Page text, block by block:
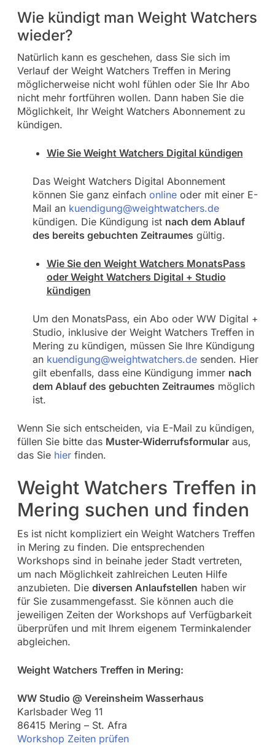
Wie kündigt man Weight Watchers
wieder?
Natürlich kann es geschehen, dass Sie sich im
Verlauf der Weight Watchers Treffen in Mering
möglicherweise nicht wohl fühlen oder Sie Ihr Abo
nicht mehr fortführen wollen. Dann haben Sie die
Möglichkeit, Ihr Weight Watchers Abonnement zu
kündigen.
Wie Sie Weight Watchers Digital kündigen
Das Weight Watchers Digital Abonnement
können Sie ganz einfach onlineoder mit einer E-
Mail an kuendigung@weightwatchers.de
kündigen. Die Kündigung ist nach dem Ablauf
des bereits gebuchten Zeitraumes gültig.
Wie Sie den Weight Watchers MonatsPass
oder Weight Watchers Digital + Studio
kündigen
Um den MonatsPass, ein Abo oder WW Digital +
Studio, inklusive der Weight Watchers Treffen in
Mering zu kündigen, müssen Sie Ihre Kündigung
an kuendigung@weightwatchers.desenden. Hier
gilt ebenfalls, dass eine Kündigung immer nach
dem Ablauf des gebuchten Zeitraumes möglich
ist.
Wenn Sie sich entscheiden, via E-Mail zu kündigen,
füllen Sie bitte das Muster-Widerrufsformularaus,
das Sie hierfinden.
Weight Watchers Treffen in
Mering suchen und finden
Es ist nicht kompliziert ein Weight Watchers Treffen
in Mering zu finden. Die entsprechenden
Workshops sind in beinahe jeder Stadt vertreten,
um nach Möglichkeit zahlreichen Leuten Hilfe
anzubieten. Die diversen Anlaufstellen haben wir
für Sie zusammengefasst. Sie können auch die
jeweiligen Zeiten der Workshops auf Verfügbarkeit
überprüfen und mit Ihrem eigenem Terminkalender
abgleichen.
Weight Watchers Treffen in Mering:
WW Studio @ Vereinsheim Wasserhaus
Karlsbader Weg 11
86415 Mering – St. Afra
Workshop Zeiten prüfen